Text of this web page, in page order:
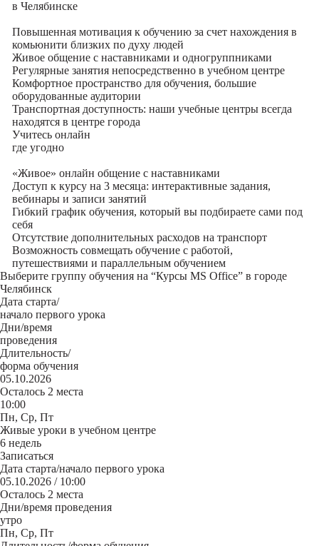
в Челябинске
Повышенная мотивация к обучению за счет нахождения в
комьюнити близких по духу людей
Живое общение с наставниками и одногруппниками
Регулярные занятия непосредственно в учебном центре
Комфортное пространство для обучения, большие
оборудованные аудитории
Транспортная доступность: наши учебные центры всегда
находятся в центре города
Учитесь онлайн
где угодно
«Живое» онлайн общение с наставниками
Доступ к курсу на 3 месяца: интерактивные задания,
вебинары и записи занятий
Гибкий график обучения, который вы подбираете сами под
себя
Отсутствие дополнительных расходов на транспорт
Возможность совмещать обучение с работой,
путешествиями и параллельным обучением
Выберите группу обучения на “Курсы MS Office” в городе
Челябинск
Дата старта/
начало первого урока
Дни/время
проведения
Длительность/
форма обучения
05.10.2026
Осталось 2 места
10:00
Пн, Ср, Пт
Живые уроки в учебном центре
6 недель
Записаться
Дата старта/начало первого урока
05.10.2026 / 10:00
Осталось 2 места
Дни/время проведения
утро
Пн, Ср, Пт